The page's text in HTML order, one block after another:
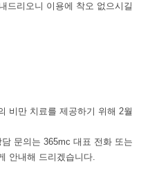
드리오니 이용에 착오 없으시길
비만 치료를 제공하기 위해 2월
문의는 365mc 대표 전화 또는
안내해 드리겠습니다.